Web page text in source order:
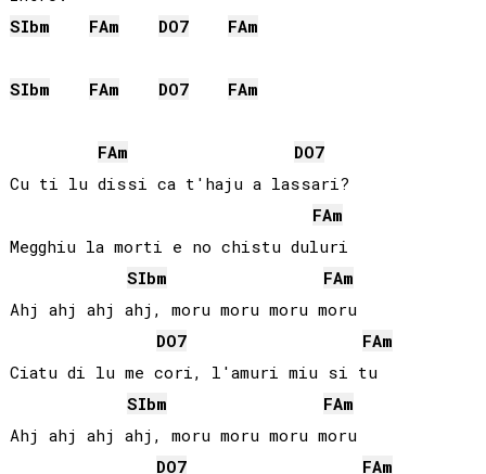
SIbm FAm DO7 FAm
SIbm FAm DO7 FAm
FAm DO7
Cu ti lu dissi ca t'haju a lassari?
FAm
Megghiu la morti e no chistu duluri
SIbm FAm
Ahj ahj ahj ahj, moru moru moru moru
DO7 FAm
Ciatu di lu me cori, l'amuri miu si tu
SIbm FAm
Ahj ahj ahj ahj, moru moru moru moru
DO7 FAm